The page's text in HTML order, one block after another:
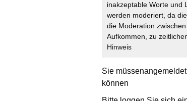
inakzeptable Worte und
werden moderiert, da
die Moderation
Aufkommen, zu
Hinweis
Sie müssenangemeldet
können